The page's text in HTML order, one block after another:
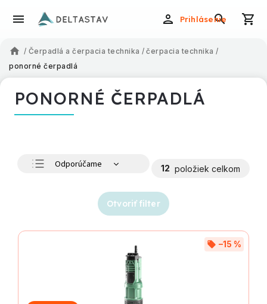
Prihlásenie
/ Čerpadlá a čerpacia technika / čerpacia technika /
ponorné čerpadlá
PONORNÉ ČERPADLÁ
Odporúčame
12 položiek celkom
Otvoriť filter
–15 %